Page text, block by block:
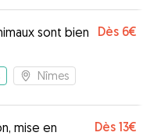
sont bien
Dès 6€
Nîmes
mise en
Dès 13€